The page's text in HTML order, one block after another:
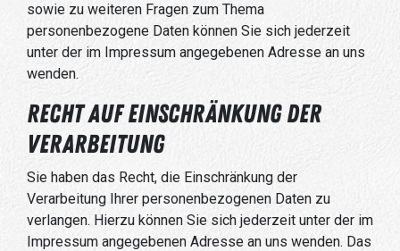
sowie zu weiteren Fragen zum Thema
personenbezogene Daten können Sie sich jederzeit
unter der im Impressum angegebenen Adresse an uns
wenden.
Recht auf Einschränkung der
Verarbeitung
Sie haben das Recht, die Einschränkung der
Verarbeitung Ihrer personenbezogenen Daten zu
verlangen. Hierzu können Sie sich jederzeit unter der im
Impressum angegebenen Adresse an uns wenden. Das